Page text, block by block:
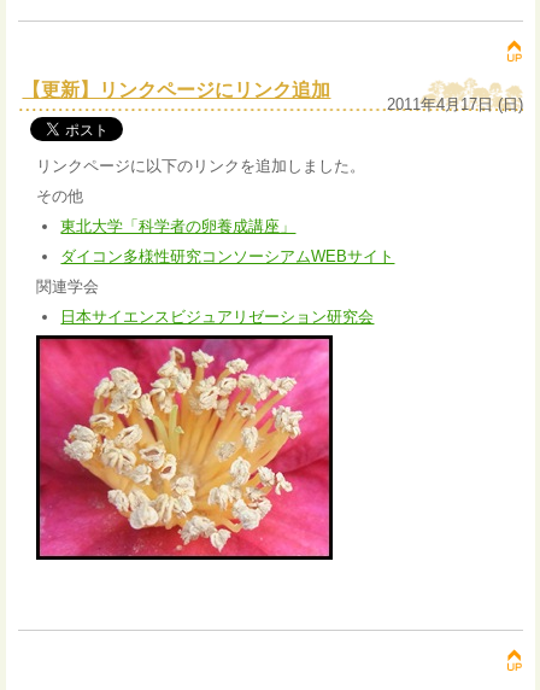
【更新】リンクページにリンク追加
2011年4月17日 (日)
リンクページに以下のリンクを追加しました。
その他
東北大学「科学者の卵養成講座」
ダイコン多様性研究コンソーシアムWEBサイト
関連学会
日本サイエンスビジュアリゼーション研究会